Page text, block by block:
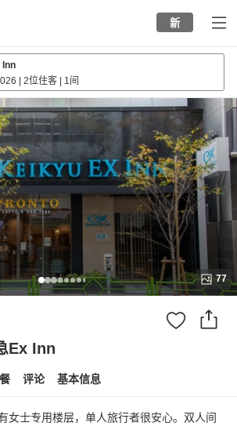
新
Inn
2位住客 1间
77
Ex Inn
评论 基本信息
女士专用楼层，单人旅行者很安心。双人间